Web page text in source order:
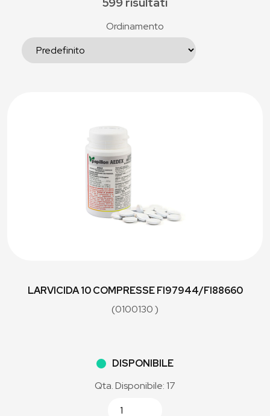
Ordinamento
LARVICIDA 10 COMPRESSE FI97944/FI88660
(0100130 )
DISPONIBILE
Qta. Disponibile: 17